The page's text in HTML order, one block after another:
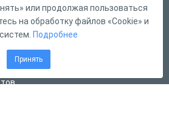
или продолжая пользоваться
на обработку файлов «Cookie» и
Подробнее
Принять